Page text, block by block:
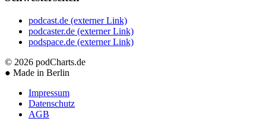
podcast.de (externer Link)
podcaster.de (externer Link)
podspace.de (externer Link)
© 2026 podCharts.de
● Made in Berlin
Impressum
Datenschutz
AGB